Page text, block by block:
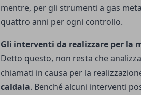
mentre, per gli strumenti a gas
quattro anni per ogni controllo.
Gli interventi da realizzare per la
Detto questo, non resta che
chiamati in causa per la
caldaia. Benché alcuni interventi